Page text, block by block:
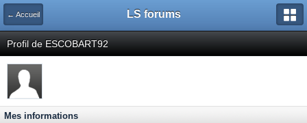
← Accueil LS forums
Profil de ESCOBART92
Mes informations